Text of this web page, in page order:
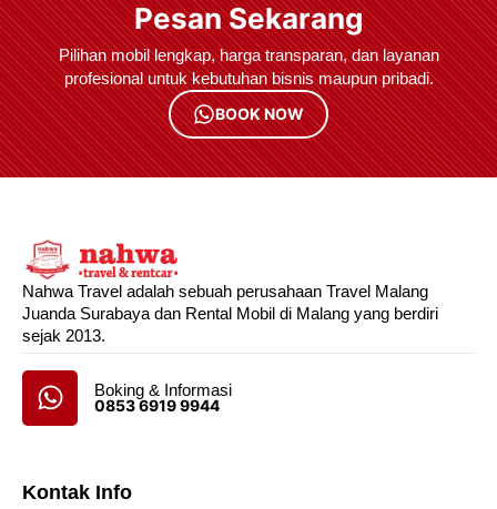
Pesan Sekarang
Pilihan mobil lengkap, harga transparan, dan layanan
profesional untuk kebutuhan bisnis maupun pribadi.
BOOK NOW
Nahwa Travel adalah sebuah perusahaan Travel Malang
Juanda Surabaya dan Rental Mobil di Malang yang berdiri
sejak 2013.
Boking & Informasi
0853 6919 9944
Kontak Info